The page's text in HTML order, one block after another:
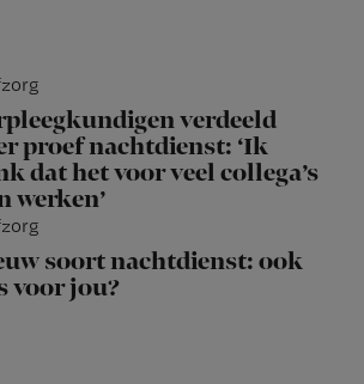
verdeeld
proef nachtdienst: ‘Ik
dat het voor veel collega’s
werken’
soort nachtdienst: ook
voor jou?